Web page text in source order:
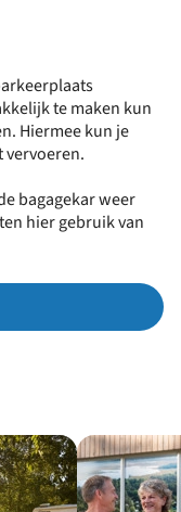
te maken kun
Hiermee kun je
vervoeren.
bagagekar weer
hier gebruik van